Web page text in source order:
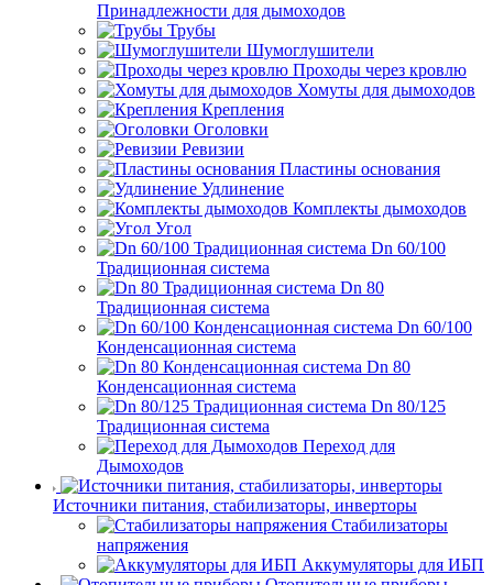
Принадлежности для дымоходов
Трубы
Шумоглушители
Проходы через кровлю
Хомуты для дымоходов
Крепления
Оголовки
Ревизии
Пластины основания
Удлинение
Комплекты дымоходов
Угол
Dn 60/100
Традиционная система
Dn 80
Традиционная система
Dn 60/100
Конденсационная система
Dn 80
Конденсационная система
Dn 80/125
Традиционная система
Переход для
Дымоходов
Источники питания, стабилизаторы, инверторы
Стабилизаторы
напряжения
Аккумуляторы для ИБП